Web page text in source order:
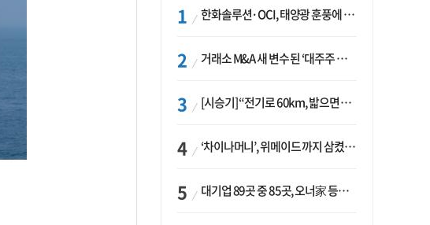
한화솔루션·OCI, 태양광 훈풍에 실적 개선…美 ‘섹션232’ 최대 변수
거래소 M&A 새 변수 된 ‘대주주 심사’…네이버·두나무 결합도 영향권
[시승기] “전기로 60km, 밟으면 462마력”…볼보 XC60 T8의 두 얼굴
‘차이나머니’, 위메이드 까지 삼켰다… K콘텐츠, 글로벌 확장에도 中 투자 ‘경계령’
대기업 89곳 중 85곳, 오너家 등기임원 겸직…BS 46곳·SM 45곳 ‘족벌경영’ 고착화